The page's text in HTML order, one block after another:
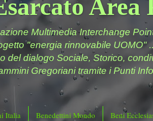
Area
Multimedia Interchange
"energia rinnovabile UOMO"
del dialogo Sociale, Storico,
Gregoriani tramite i Punti
Italia Benedettini Mondo
Beni